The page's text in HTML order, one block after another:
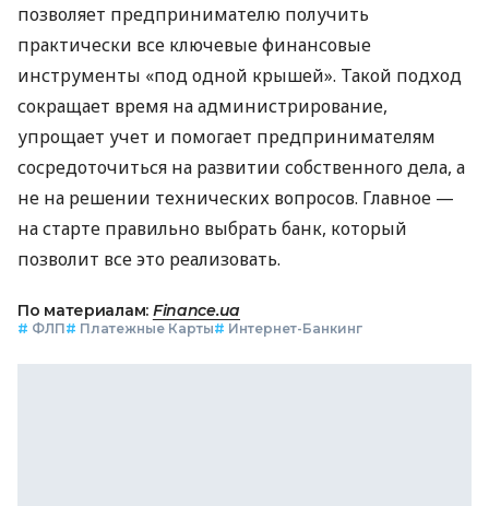
позволяет предпринимателю получить
практически все ключевые финансовые
инструменты «под одной крышей». Такой подход
сокращает время на администрирование,
упрощает учет и помогает предпринимателям
сосредоточиться на развитии собственного дела, а
не на решении технических вопросов. Главное —
на старте правильно выбрать банк, который
позволит все это реализовать.
По материалам: Finance.ua
# ФЛП# Платежные Карты# Интернет-Банкинг